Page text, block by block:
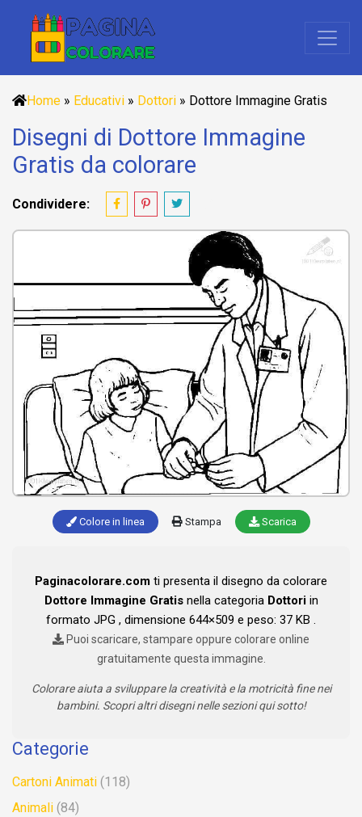
Home » Educativi » Dottori » Dottore Immagine Gratis
Disegni di Dottore Immagine
Gratis da colorare
Condividere:
Colore in linea Stampa Scarica
Paginacolorare.com ti presenta il disegno da colorare
Dottore Immagine Gratisnella categoria Dottoriin
formato JPG , dimensione 644×509 e peso: 37 KB .
Puoi scaricare, stampare oppure colorare online
gratuitamente questa immagine.
Colorare aiuta a sviluppare la creatività e la motricità fine nei
bambini. Scopri altri disegni nelle sezioni qui sotto!
Categorie
Cartoni Animati (118)
Animali (84)